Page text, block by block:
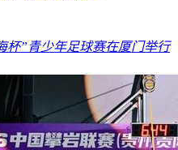
杯”青少年足球赛在厦门举行